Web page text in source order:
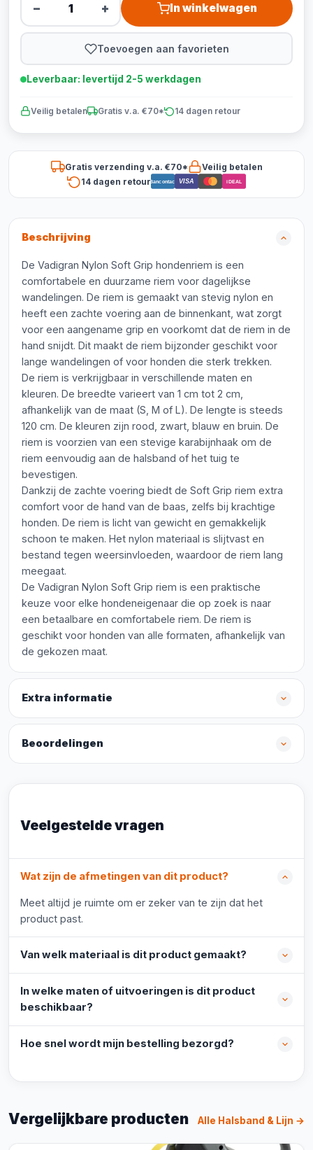
− + In winkelwagen
Toevoegen aan favorieten
Leverbaar: levertijd 2-5 werkdagen
Veilig betalen Gratis v.a. €70* 14 dagen retour
Gratis verzending v.a. €70*
Veilig betalen
14 dagen retourBancontact VISA iDEAL
Beschrijving
De Vadigran Nylon Soft Grip hondenriem is een
comfortabele en duurzame riem voor dagelijkse
wandelingen. De riem is gemaakt van stevig nylon en
heeft een zachte voering aan de binnenkant, wat zorgt
voor een aangename grip en voorkomt dat de riem in de
hand snijdt. Dit maakt de riem bijzonder geschikt voor
lange wandelingen of voor honden die sterk trekken.
De riem is verkrijgbaar in verschillende maten en
kleuren. De breedte varieert van 1 cm tot 2 cm,
afhankelijk van de maat (S, M of L). De lengte is steeds
120 cm. De kleuren zijn rood, zwart, blauw en bruin. De
riem is voorzien van een stevige karabijnhaak om de
riem eenvoudig aan de halsband of het tuig te
bevestigen.
Dankzij de zachte voering biedt de Soft Grip riem extra
comfort voor de hand van de baas, zelfs bij krachtige
honden. De riem is licht van gewicht en gemakkelijk
schoon te maken. Het nylon materiaal is slijtvast en
bestand tegen weersinvloeden, waardoor de riem lang
meegaat.
De Vadigran Nylon Soft Grip riem is een praktische
keuze voor elke hondeneigenaar die op zoek is naar
een betaalbare en comfortabele riem. De riem is
geschikt voor honden van alle formaten, afhankelijk van
de gekozen maat.
Extra informatie
Beoordelingen
Veelgestelde vragen
Wat zijn de afmetingen van dit product?
Meet altijd je ruimte om er zeker van te zijn dat het
product past.
Van welk materiaal is dit product gemaakt?
In welke maten of uitvoeringen is dit product
beschikbaar?
Hoe snel wordt mijn bestelling bezorgd?
Vergelijkbare producten Alle Halsband & Lijn →